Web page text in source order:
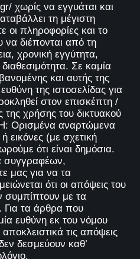
χωρίς να εγγυάται και
τη μέγιστη
πληροφορίες και το
να διέπονται από τη
χρονική εγγύτητα,
Σε καμία
και αυτής της
της ιστοσελίδας για
στον επισκέπτη /
χρήσης του δικτυακού
Ορισμένα αναρτώμενα
εικόνες (με σχετική
ότι είναι δημόσια.
συγγραφέων,
μας για να τα
ότι οι απόψεις του
συμπίπτουν με τα
Για τα άρθρα που
ευθύνη εκ του νόμου
τις απόψεις
δεσμεύουν καθ’